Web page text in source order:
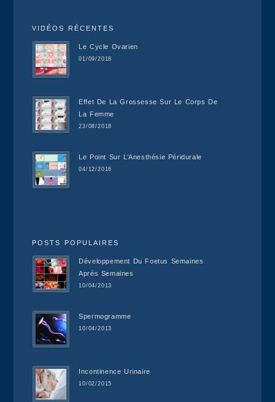
VIDÉOS RÉCENTES
Le Cycle Ovarien
01/09/2018
Effet De La Grossesse Sur Le Corps De
La Femme
23/08/2018
Le Point Sur L’Anesthésie Péridurale
04/12/2016
POSTS POPULAIRES
Développement Du Foetus Semaines
Aprés Semaines
10/04/2013
Spermogramme
10/04/2013
Incontinence Urinaire
10/02/2015